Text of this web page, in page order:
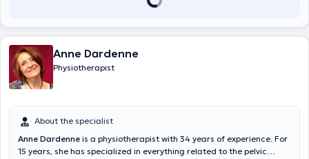
Anne Dardenne
Physiotherapist
About the specialist
Anne Dardenne is a physiotherapist with 34 years of experience. For
15 years, she has specialized in everything related to the pelvic